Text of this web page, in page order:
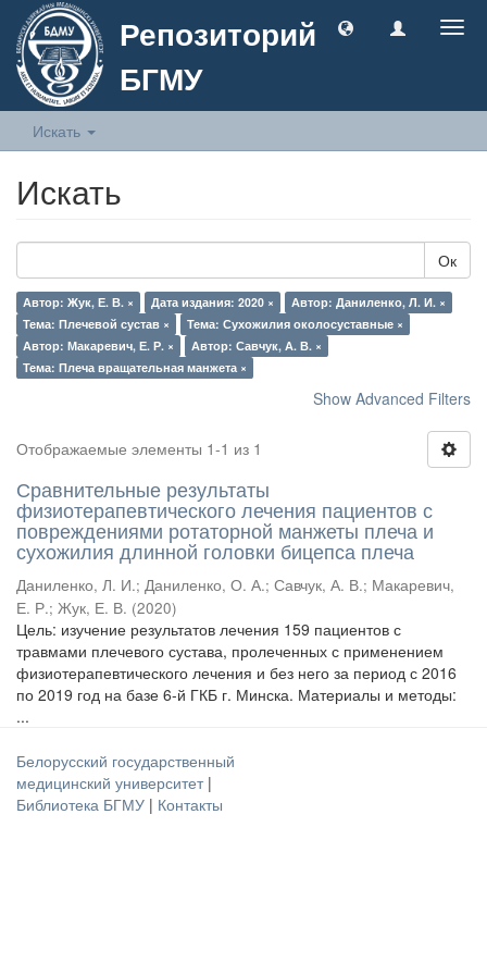
Репозиторий
БГМУ
Искать
Искать
Ок
Автор: Жук, Е. В. × Дата издания: 2020 ×
Автор: Даниленко, Л. И. ×
Тема: Плечевой сустав ×
Тема: Сухожилия околосуставные ×
Автор: Макаревич, Е. Р. ×
Автор: Савчук, А. В. ×
Тема: Плеча вращательная манжета ×
Show Advanced Filters
Отображаемые элементы 1-1 из 1
Сравнительные результаты
физиотерапевтического лечения пациентов с
повреждениями ротаторной манжеты плеча и
сухожилия длинной головки бицепса плеча
Даниленко, Л. И.; Даниленко, О. А.; Савчук, А. В.; Макаревич,
Е. Р.; Жук, Е. В. (2020)
Цель: изучение результатов лечения 159 пациентов с
травмами плечевого сустава, пролеченных с применением
физиотерапевтического лечения и без него за период с 2016
по 2019 год на базе 6-й ГКБ г. Минска. Материалы и методы:
...
Белорусский государственный
медицинский университет |
Библиотека БГМУ | Контакты